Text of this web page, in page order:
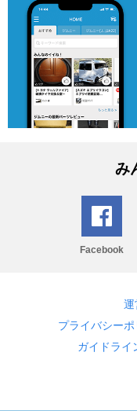
み
Facebook
運
プライバシーポ
ガイドライ